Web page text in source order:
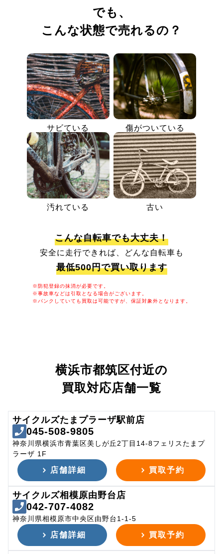
でも、
こんな状態で売れるの？
サビている 傷がついている
汚れている 古い
こんな自転車でも大丈夫！
安全に走行できれば、どんな自転車も
最低500円で買い取ります
※防犯登録の抹消が必要です。
※事故車などは引取となる場合がございます。
※パンクしていても買取は可能ですが、保証対象外となります。
横浜市都筑区付近の
買取対応店舗一覧
サイクルズたまプラーザ駅前店
045-508-9805
神奈川県横浜市青葉区美しが丘2丁目14-8フェリスたまプ
ラーザ 1F
店舗詳細 買取予約
サイクルズ相模原由野台店
042-707-4082
神奈川県相模原市中央区由野台1-1-5
店舗詳細 買取予約